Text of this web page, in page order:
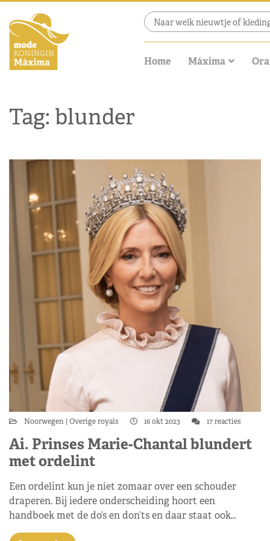
Home Máxima
Tag: blunder
Noorwegen Overige royals 16 okt 2023 17 reacties
Ai. Prinses Marie-Chantal blundert
met ordelint
Een ordelint kun je niet zomaar over een schouder
draperen. Bij iedere onderscheiding hoort een
handboek met de do’s en don’ts en daar staat ook…